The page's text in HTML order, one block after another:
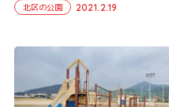
北区の公園 2021.2.19